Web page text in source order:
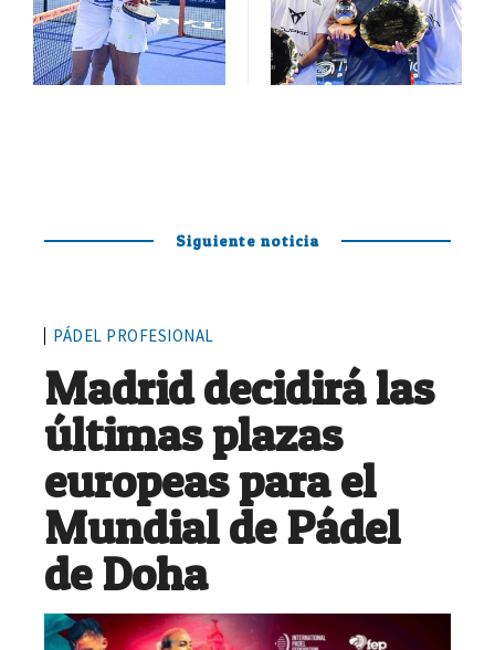
Siguiente noticia
PÁDEL PROFESIONAL
Madrid decidirá las
últimas plazas
europeas para el
Mundial de Pádel
de Doha